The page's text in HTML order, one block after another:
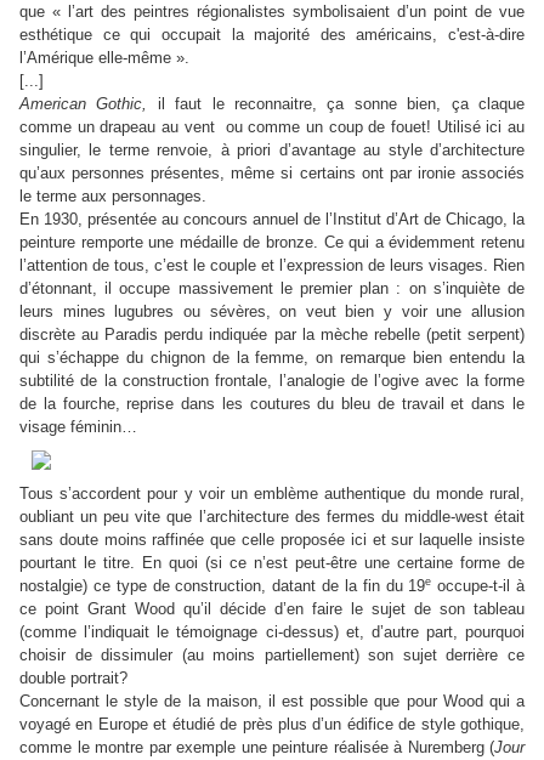
que « l’art des peintres régionalistes symbolisaient d’un point de vue
esthétique ce qui occupait la majorité des américains, c'est-à-dire
l’Amérique elle-même ».
[...]
American Gothic,
il faut le reconnaitre, ça sonne bien, ça claque
comme un drapeau au vent ou comme un coup de fouet! Utilisé ici au
singulier, le terme renvoie, à priori d’avantage au style d’architecture
qu’aux personnes présentes, même si certains ont par ironie associés
le terme aux personnages.
En 1930, présentée au concours annuel de l’Institut d’Art de Chicago, la
peinture remporte une médaille de bronze. Ce qui a évidemment retenu
l’attention de tous, c’est le couple et l’expression de leurs visages. Rien
d’étonnant, il occupe massivement le premier plan : on s’inquiète de
leurs mines lugubres ou sévères, on veut bien y voir une allusion
discrète au Paradis perdu indiquée par la mèche rebelle (petit serpent)
qui s’échappe du chignon de la femme, on remarque bien entendu la
subtilité de la construction frontale, l’analogie de l’ogive avec la forme
de la fourche, reprise dans les coutures du bleu de travail et dans le
visage féminin…
Tous s’accordent pour y voir un emblème authentique du monde rural,
oubliant un peu vite que l’architecture des fermes du middle-west était
sans doute moins raffinée que celle proposée ici et sur laquelle insiste
pourtant le titre. En quoi (si ce n’est peut-être une certaine forme de
nostalgie) ce type de construction, datant de la fin du 19e occupe-t-il à
ce point Grant Wood qu’il décide d’en faire le sujet de son tableau
(comme l’indiquait le témoignage ci-dessus) et, d’autre part, pourquoi
choisir de dissimuler (au moins partiellement) son sujet derrière ce
double portrait?
Concernant le style de la maison, il est possible que pour Wood qui a
voyagé en Europe et étudié de près plus d’un édifice de style gothique,
comme le montre par exemple une peinture réalisée à Nuremberg (Jour